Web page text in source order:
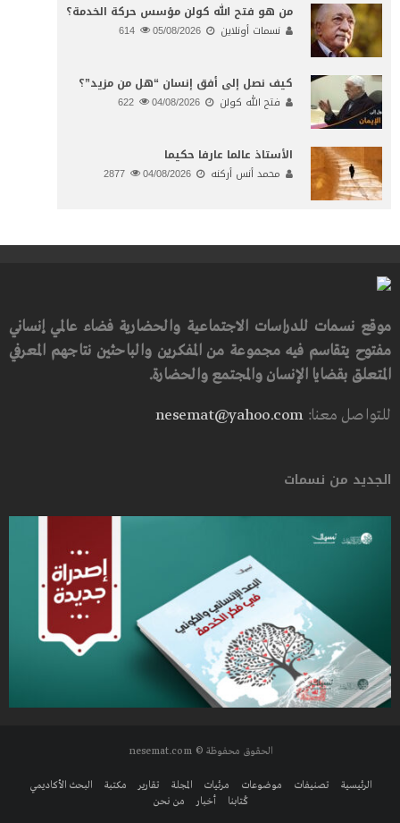
من هو فتح الله كولن مؤسس حركة الخدمة؟
نسمات أونلاين 05/08/2026
كيف نصل إلى أفق إنسان “هل من مزيد”؟
فتح الله كولن 04/08/2026
الأستاذ عالما عارفا حكيما
محمد أنس أركنه 04/08/2026
موقع نسمات للدراسات الاجتماعية والحضارية فضاء عالمي إنساني
مفتوح يتقاسم فيه مجموعة من المفكرين والباحثين نتاجهم المعرفي
المتعلق بقضايا الإنسان والمجتمع والحضارة.
للتواصل معنا:nesemat@yahoo.com
الجديد من نسمات
الحقوق محفوظة © nesemat.com
الرئيسية تصنيفات موضوعات مرئيات المجلة تقارير مكتبة
البحث الأكاديمي
كُتابنا
أخبار من نحن